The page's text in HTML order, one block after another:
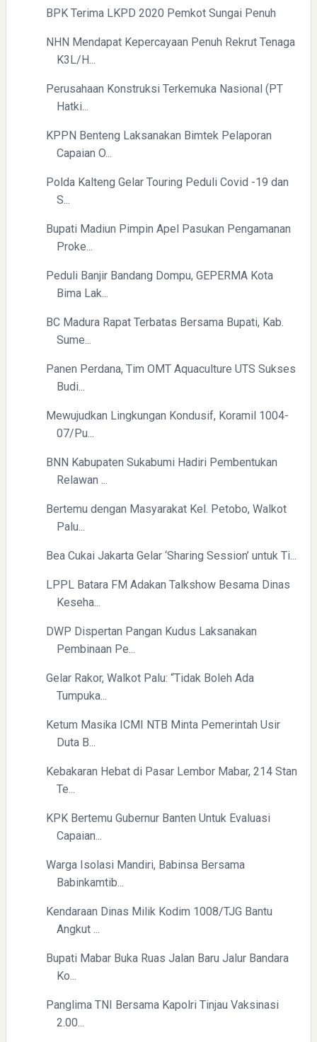
BPK Terima LKPD 2020 Pemkot Sungai Penuh
NHN Mendapat Kepercayaan Penuh Rekrut Tenaga
K3L/H...
Perusahaan Konstruksi Terkemuka Nasional (PT
Hatki...
KPPN Benteng Laksanakan Bimtek Pelaporan
Capaian O...
Polda Kalteng Gelar Touring Peduli Covid -19 dan
S...
Bupati Madiun Pimpin Apel Pasukan Pengamanan
Proke...
Peduli Banjir Bandang Dompu, GEPERMA Kota
Bima Lak...
BC Madura Rapat Terbatas Bersama Bupati, Kab.
Sume...
Panen Perdana, Tim OMT Aquaculture UTS Sukses
Budi...
Mewujudkan Lingkungan Kondusif, Koramil 1004-
07/Pu...
BNN Kabupaten Sukabumi Hadiri Pembentukan
Relawan ...
Bertemu dengan Masyarakat Kel. Petobo, Walkot
Palu...
Bea Cukai Jakarta Gelar ‘Sharing Session’ untuk Ti...
LPPL Batara FM Adakan Talkshow Besama Dinas
Keseha...
DWP Dispertan Pangan Kudus Laksanakan
Pembinaan Pe...
Gelar Rakor, Walkot Palu: “Tidak Boleh Ada
Tumpuka...
Ketum Masika ICMI NTB Minta Pemerintah Usir
Duta B...
Kebakaran Hebat di Pasar Lembor Mabar, 214 Stan
Te...
KPK Bertemu Gubernur Banten Untuk Evaluasi
Capaian...
Warga Isolasi Mandiri, Babinsa Bersama
Babinkamtib...
Kendaraan Dinas Milik Kodim 1008/TJG Bantu
Angkut ...
Bupati Mabar Buka Ruas Jalan Baru Jalur Bandara
Ko...
Panglima TNI Bersama Kapolri Tinjau Vaksinasi
2.00...